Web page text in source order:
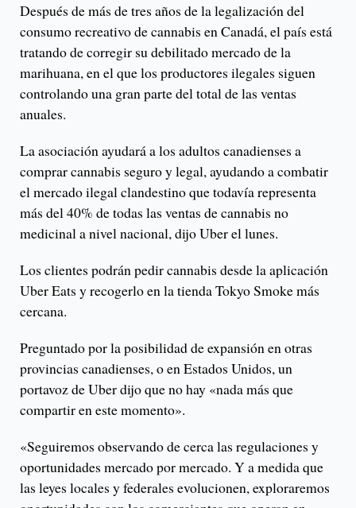
Después de más de tres años de la legalización del
consumo recreativo de cannabis en Canadá, el país está
tratando de corregir su debilitado mercado de la
marihuana, en el que los productores ilegales siguen
controlando una gran parte del total de las ventas
anuales.
La asociación ayudará a los adultos canadienses a
comprar cannabis seguro y legal, ayudando a combatir
el mercado ilegal clandestino que todavía representa
más del 40% de todas las ventas de cannabis no
medicinal a nivel nacional, dijo Uber el lunes.
Los clientes podrán pedir cannabis desde la aplicación
Uber Eats y recogerlo en la tienda Tokyo Smoke más
cercana.
Preguntado por la posibilidad de expansión en otras
provincias canadienses, o en Estados Unidos, un
portavoz de Uber dijo que no hay «nada más que
compartir en este momento».
«Seguiremos observando de cerca las regulaciones y
oportunidades mercado por mercado. Y a medida que
las leyes locales y federales evolucionen, exploraremos